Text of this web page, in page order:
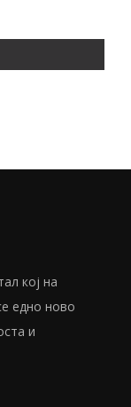
кој на
едно ново
и